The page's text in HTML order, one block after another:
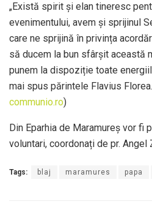
„Există spirit și elan tineresc
evenimentului, avem și sprijinul
care ne sprijină în privința
să ducem la bun sfârșit această
punem la dispoziție toate
mai spus părintele Flavius
communio.ro)
Din Eparhia de Maramureș vor fi
voluntari, coordonați de pr. Angel
Tags: blaj maramures papa